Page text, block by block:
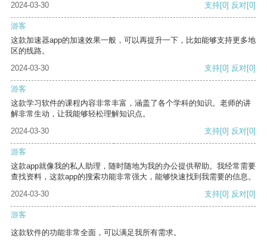
2024-03-30 支持[0] 反对[0]
游客
这款加速器app的加速效果一般，可以再提升一下，比如能够支持更多地
区的线路。
2024-03-30
支持[0] 反对[0]
游客
这款学习软件的课程内容非常丰富，涵盖了各个学科的知识。老师的讲
解非常生动，让我能够轻松理解知识点。
2024-03-30
支持[0] 反对[0]
游客
这款app就像我的私人助理，随时随地为我的办公提供帮助。我经常需要
查找资料，这款app的搜索功能非常强大，能够快速找到我需要的信息。
2024-03-30
支持[0] 反对[0]
游客
这款软件的功能非常全面，可以满足我所有需求。